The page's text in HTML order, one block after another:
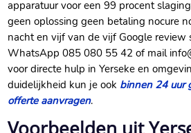
apparatuur voor een 99 procent
geen oplossing geen betaling nocure
nacht en vijf van de vijf Google review
WhatsApp 085 080 55 42 of mail
voor directe hulp in Yerseke en
duidelijkheid kun je ook binnen 24 uur
offerte aanvragen.​